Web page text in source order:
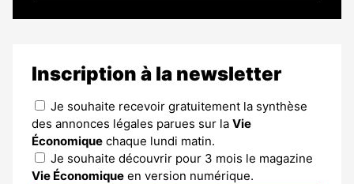
Inscription à la newsletter
Je souhaite recevoir gratuitement la synthèse
des annonces légales parues sur la Vie
Économique chaque lundi matin.
Je souhaite découvrir pour 3 mois le magazine
Vie Économique en version numérique.